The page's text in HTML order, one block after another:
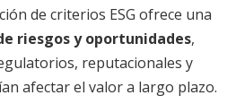
de criterios ESG ofrece una
riesgos y oportunidades,
reputacionales y
afectar el valor a largo plazo.